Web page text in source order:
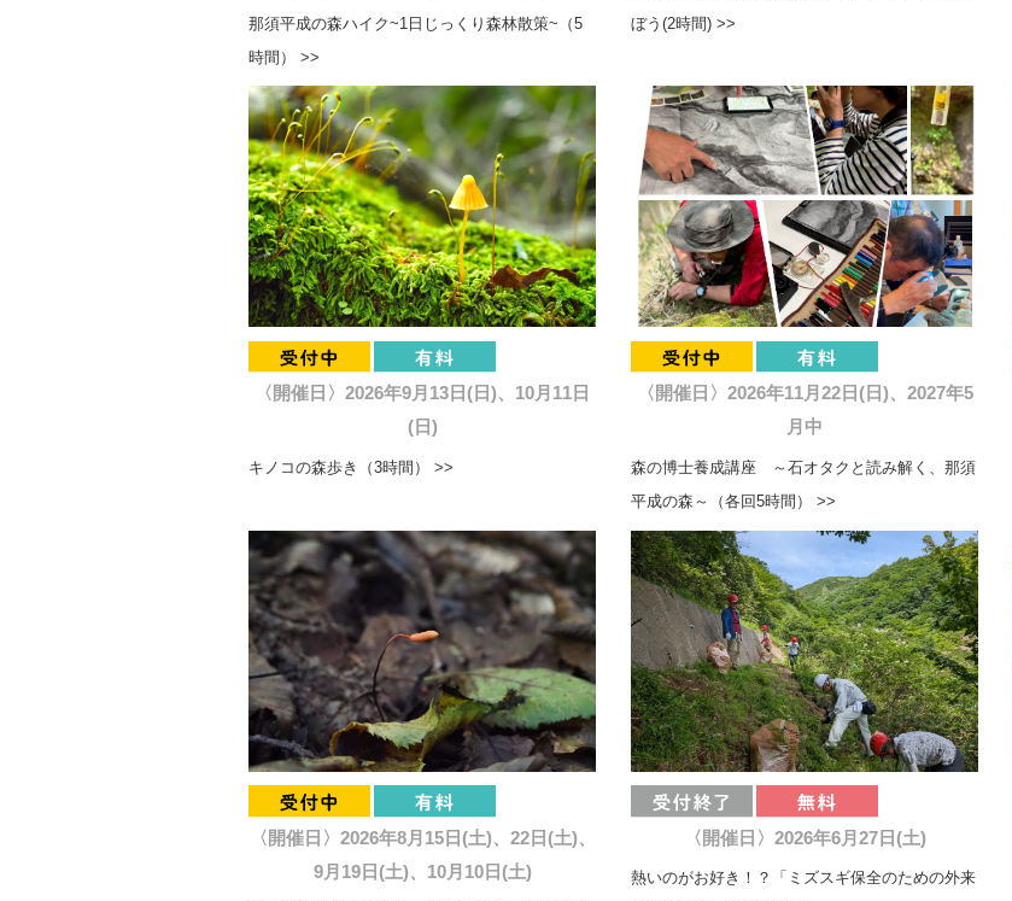
那須平成の森ハイク~1日じっくり森林散策~（5
時間） >>
ぼう(2時間) >>
〈開催日〉2026年9月13日(日)、10月11日
(日)
キノコの森歩き（3時間） >>
〈開催日〉2026年11月22日(日)、2027年5
月中
森の博士養成講座 ～石オタクと読み解く、那須
平成の森～（各回5時間） >>
〈開催日〉2026年8月15日(土)、22日(土)、
9月19日(土)、10月10日(土)
〈開催日〉2026年6月27日(土)
熱いのがお好き！？「ミズスギ保全のための外来